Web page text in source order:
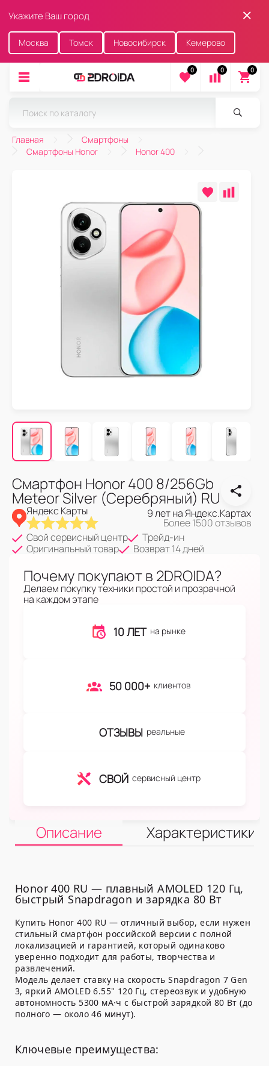
Укажите Ваш город
Москва Томск Новосибирск Кемерово
0 0 0
Главная
Смартфоны
Смартфоны Honor
Honor 400
Смартфон Honor 400 8/256Gb
Meteor Silver (Серебряный) RU
Яндекс Карты 9 лет на Яндекс.Картах
Более 1500 отзывов
Свой сервисный центр
Трейд-ин
Оригинальный товар
Возврат 14 дней
Почему покупают в 2DROIDA?
Делаем покупку техники простой и прозрачной
на каждом этапе
10 ЛЕТ на рынке
50 000+ клиентов
ОТЗЫВЫ реальные
СВОЙ сервисный центр
Описание Характеристики
Honor 400 RU — плавный AMOLED 120 Гц,
быстрый Snapdragon и зарядка 80 Вт
Купить Honor 400 RU — отличный выбор, если нужен
стильный смартфон российской версии с полной
локализацией и гарантией, который одинаково
уверенно подходит для работы, творчества и
развлечений.
Модель делает ставку на скорость Snapdragon 7 Gen
3, яркий AMOLED 6.55" 120 Гц, стереозвук и удобную
автономность 5300 мА·ч с быстрой зарядкой 80 Вт (до
полного — около 46 минут).
Ключевые преимущества: